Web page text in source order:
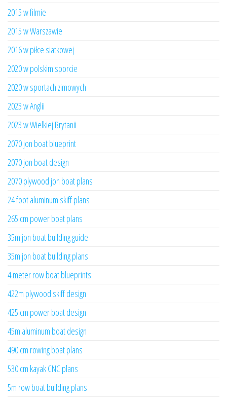
2015 w filmie
2015 w Warszawie
2016 w piłce siatkowej
2020 w polskim sporcie
2020 w sportach zimowych
2023 w Anglii
2023 w Wielkiej Brytanii
2070 jon boat blueprint
2070 jon boat design
2070 plywood jon boat plans
24 foot aluminum skiff plans
265 cm power boat plans
35m jon boat building guide
35m jon boat building plans
4 meter row boat blueprints
422m plywood skiff design
425 cm power boat design
45m aluminum boat design
490 cm rowing boat plans
530 cm kayak CNC plans
5m row boat building plans